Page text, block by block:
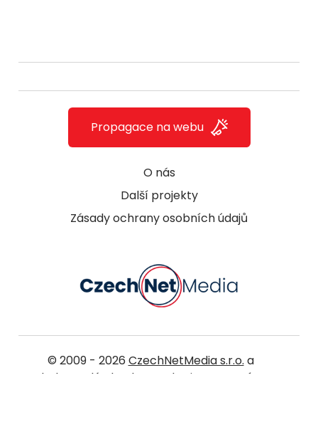
O nás
Další projekty
Zásady ochrany osobních údajů
Propagace na webu
© 2009 - 2026 CzechNetMedia s.r.o. a
dodavatelé obsahu. Marketing magazínu